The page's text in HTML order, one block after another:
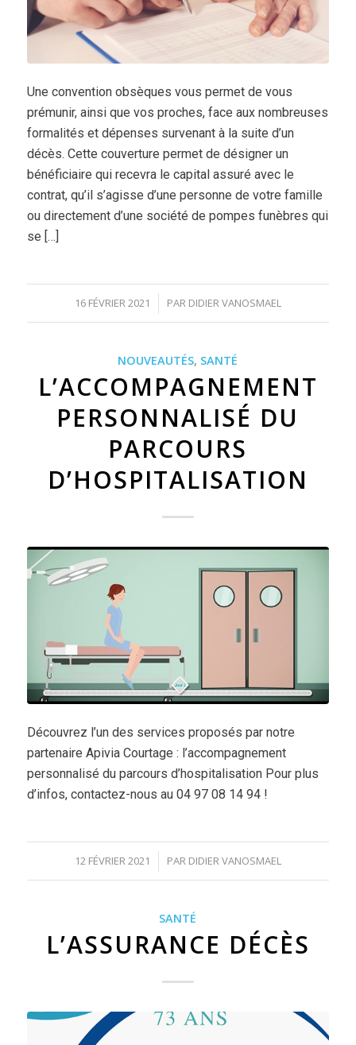
Une convention obsèques vous permet de vous
prémunir, ainsi que vos proches, face aux nombreuses
formalités et dépenses survenant à la suite d’un
décès. Cette couverture permet de désigner un
bénéficiaire qui recevra le capital assuré avec le
contrat, qu’il s’agisse d’une personne de votre famille
ou directement d’une société de pompes funèbres qui
se […]
16 FÉVRIER 2021
/ PAR DIDIER VANOSMAEL
NOUVEAUTÉS, SANTÉ
L’ACCOMPAGNEMENT
PERSONNALISÉ DU
PARCOURS
D’HOSPITALISATION
Découvrez l’un des services proposés par notre
partenaire Apivia Courtage : l’accompagnement
personnalisé du parcours d’hospitalisation Pour plus
d’infos, contactez-nous au 04 97 08 14 94 !
12 FÉVRIER 2021
/ PAR DIDIER VANOSMAEL
SANTÉ
L’ASSURANCE DÉCÈS